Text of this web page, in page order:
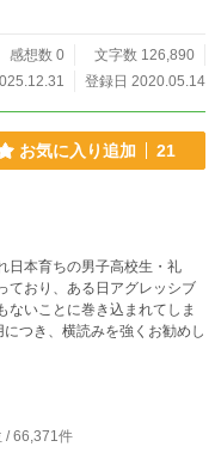
感想数 0
文字数 126,890
登録日 2020.05.14
お気に入り追加 21
日本育ちの男子高校生・礼
ており、ある日アグレッシブ
ないことに巻き込まれてしま
/ 66,371件